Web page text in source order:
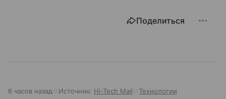
Поделиться
6 часов назад Источник: Hi-Tech Mail Технологии